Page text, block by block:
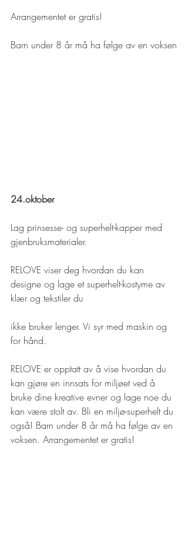
Arrangementet er gratis!
Barn under 8 år må ha følge av en voksen
24.oktober
Lag prinsesse- og superhelt-kapper med
gjenbruksmaterialer.
RELOVE viser deg hvordan du kan
designe og lage et superhelt-kostyme av
klær og tekstiler du
ikke bruker lenger. Vi syr med maskin og
for hånd.
RELOVE er opptatt av å vise hvordan du
kan gjøre en innsats for miljøet ved å
bruke dine kreative evner og lage noe du
kan være stolt av. Bli en miljø-superhelt du
også! Barn under 8 år må ha følge av en
voksen. Arrangementet er gratis!